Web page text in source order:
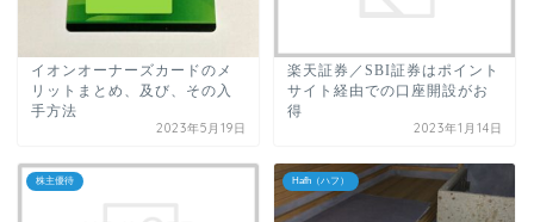
イオンオーナーズカードのメ
リットまとめ、及び、その入
手方法
2023年5月19日
楽天証券／SBI証券はポイント
サイト経由での口座開設がお
得
2023年1月14日
株主優待 Hafh（ハフ）